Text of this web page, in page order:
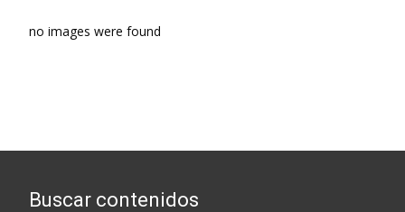
no images were found
Buscar contenidos